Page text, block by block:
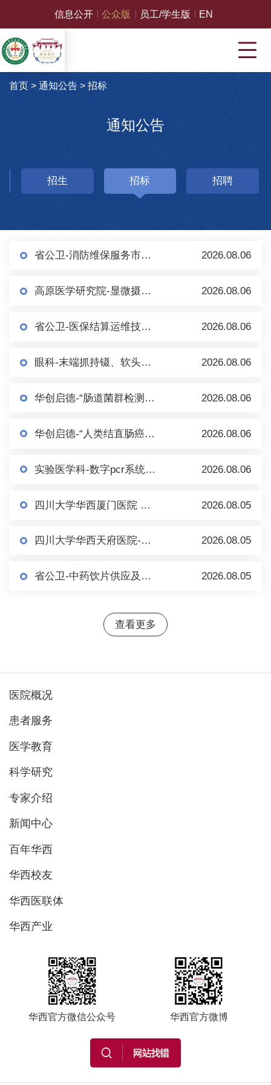
信息公开 公众版 员工/学生版 EN
首页 > 通知公告> 招标
通知公告
招生 招标 招聘
省公卫-消防维保服务市场调研（第二轮） 2026.08.06
高原医学研究院-显微摄像系统（倒置） 市场调研 2026.08.06
省公卫-医保结算运维技术服务市场调研 2026.08.06
眼科-末端抓持镊、软头移液手柄、内界膜镊等眼科耗材/手术器械 市场调研 2026.08.06
华创启德-“肠道菌群检测+肠菌制备”项目市场调研 2026.08.06
华创启德-“人类结直肠癌多基因甲基化检测（血液）试剂盒及配套设备” 市场调研 2026.08.06
实验医学科-数字pcr系统及配套试剂耗材-单一来源公示 2026.08.06
四川大学华西厦门医院 市场调研一批 2026.08.05
四川大学华西天府医院-自动配药机（医用抽吸泵）市场调研 2026.08.05
省公卫-中药饮片供应及相关服务市场调研（第二轮） 2026.08.05
查看更多
医院概况
患者服务
医学教育
科学研究
专家介绍
新闻中心
百年华西
华西校友
华西医联体
华西产业
华西官方微信公众号 华西官方微博